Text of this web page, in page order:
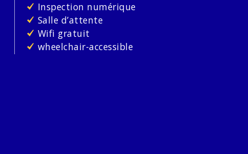
Inspection numérique
Salle d’attente
Wifi gratuit
wheelchair-accessible